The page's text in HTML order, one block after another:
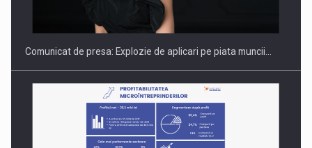
INTERNATIONAL BUSINESS SCENE
Comunicat de presa: Explozie de aplicari pe piata muncii…